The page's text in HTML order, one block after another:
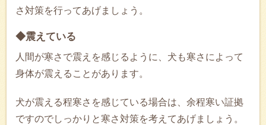
さ対策を行ってあげましょう。
◆震えている
人間が寒さで震えを感じるように、犬も寒さによって
身体が震えることがあります。
犬が震える程寒さを感じている場合は、余程寒い証拠
ですのでしっかりと寒さ対策を考えてあげましょう。